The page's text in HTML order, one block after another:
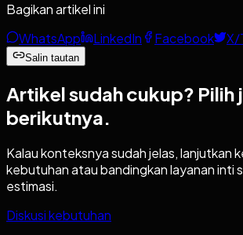
Bagikan artikel ini
WhatsApp
LinkedIn Facebook X/
Salin tautan
Artikel sudah cukup? Pilih
berikutnya.
Kalau konteksnya sudah jelas, lanjutkan
kebutuhan atau bandingkan layanan inti
estimasi.
Diskusi kebutuhan